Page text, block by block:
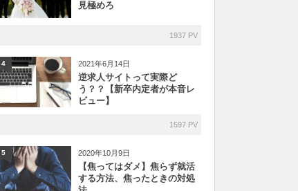
見極めろ
1937 PV
4 2021年6月14日
逆求人サイトって実際ど
う？？【新卒内定者が本音レ
ビュー】
1597 PV
5 2020年10月9日
【焦ってはダメ】焦らず就活
する方法、焦ったときの対処